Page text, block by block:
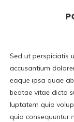
Sed ut perspiciatis
accusantium
eaque ipsa quae
beatae vitae dicta
luptatem quia
quia consequuntur